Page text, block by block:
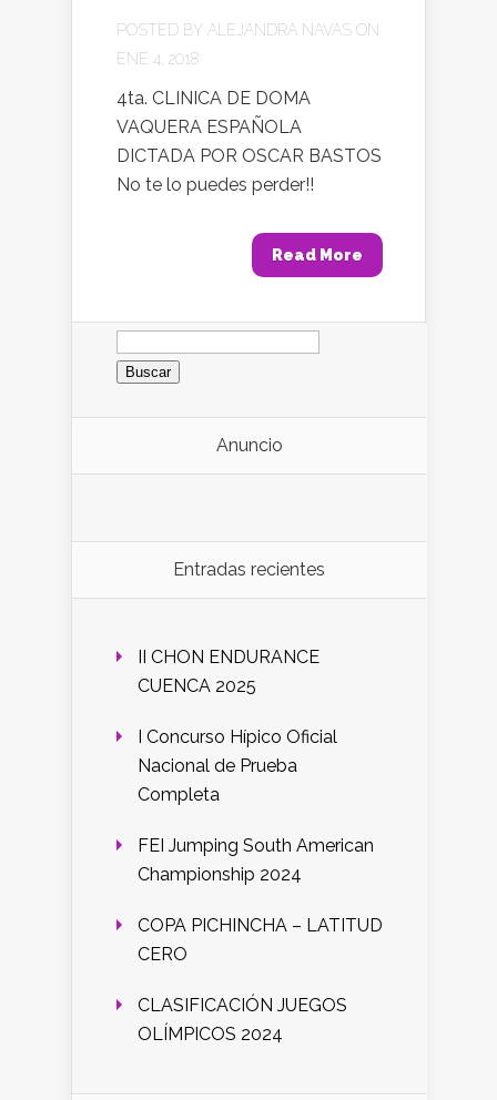
POSTED BY ALEJANDRA NAVAS ON
ENE 4, 2018
4ta. CLINICA DE DOMA
VAQUERA ESPAÑOLA
DICTADA POR OSCAR BASTOS
No te lo puedes perder!!
Read More
Buscar:
Anuncio
Entradas recientes
II CHON ENDURANCE
CUENCA 2025
I Concurso Hípico Oficial
Nacional de Prueba
Completa
FEI Jumping South American
Championship 2024
COPA PICHINCHA – LATITUD
CERO
CLASIFICACIÓN JUEGOS
OLÍMPICOS 2024